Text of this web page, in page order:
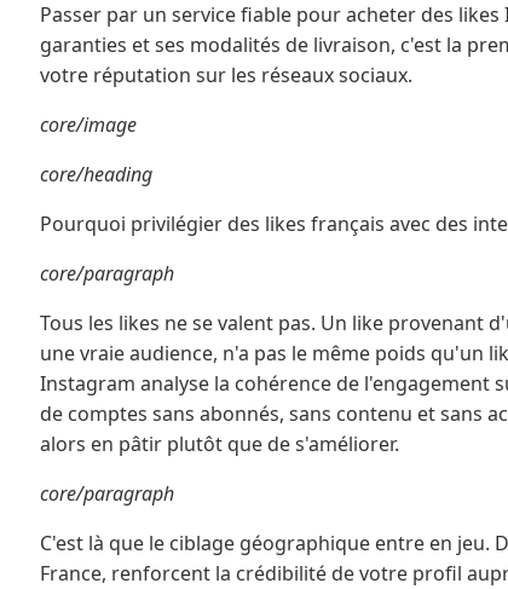
Passer par un service fiable pour acheter des
garanties et ses modalités de livraison, c'est la
votre réputation sur les réseaux sociaux.
core/image
core/heading
Pourquoi privilégier des likes français avec des
core/paragraph
Tous les likes ne se valent pas. Un like provenant
une vraie audience, n'a pas le même poids qu'un
Instagram analyse la cohérence de l'engagement
de comptes sans abonnés, sans contenu et sans
alors en pâtir plutôt que de s'améliorer.
core/paragraph
C'est là que le ciblage géographique entre en jeu.
France, renforcent la crédibilité de votre profil